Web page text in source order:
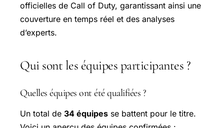
officielles de Call of Duty, garantissant ainsi une
couverture en temps réel et des analyses
d’experts.
Qui sont les équipes participantes ?
Quelles équipes ont été qualifiées ?
Un total de 34 équipes se battent pour le titre.